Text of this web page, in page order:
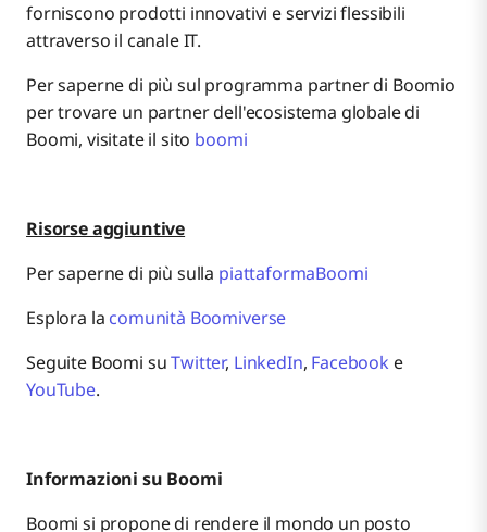
forniscono prodotti innovativi e servizi flessibili
attraverso il canale IT.
Per saperne di più sul programma partner di Boomio
per trovare un partner dell'ecosistema globale di
Boomi, visitate il sito boomi
Risorse aggiuntive
Per saperne di più sulla piattaformaBoomi
Esplora la comunità Boomiverse
Seguite Boomi suTwitter, LinkedIn, Facebook e
YouTube.
Informazioni su Boomi
Boomi si propone di rendere il mondo un posto